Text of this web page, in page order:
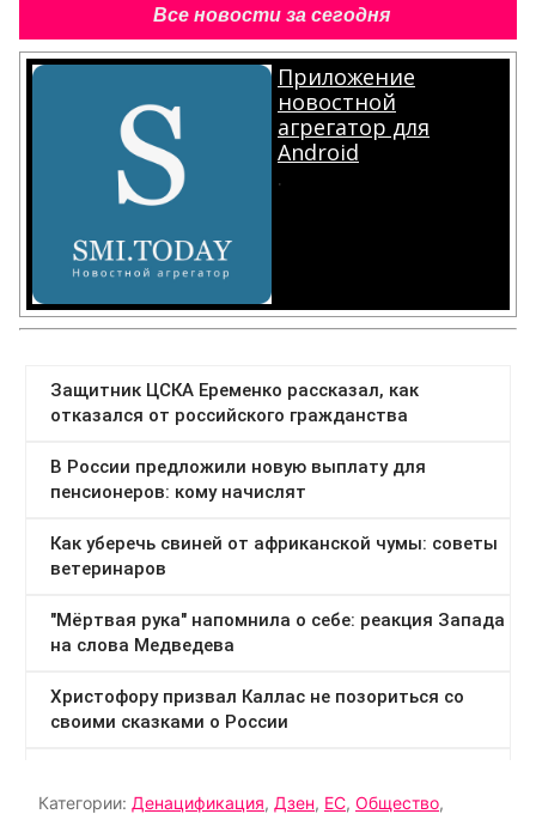
Все новости за сегодня
Приложение
новостной
агрегатор для
Android
.
Категории: Денацификация, Дзен, ЕС, Общество,